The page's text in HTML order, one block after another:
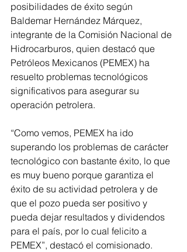
posibilidades de éxito según
Baldemar Hernández Márquez,
integrante de la Comisión Nacional de
Hidrocarburos, quien destacó que
Petróleos Mexicanos (PEMEX) ha
resuelto problemas tecnológicos
significativos para asegurar su
operación petrolera.
“Como vemos, PEMEX ha ido
superando los problemas de carácter
tecnológico con bastante éxito, lo que
es muy bueno porque garantiza el
éxito de su actividad petrolera y de
que el pozo pueda ser positivo y
pueda dejar resultados y dividendos
para el país, por lo cual felicito a
PEMEX”, destacó el comisionado.